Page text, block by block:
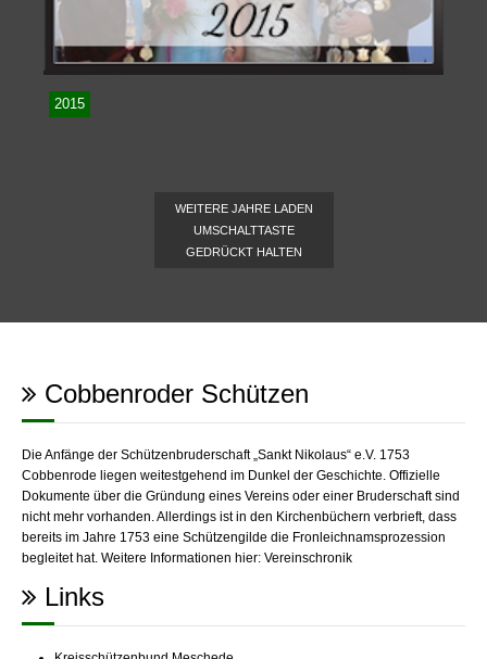
2015
WEITERE JAHRE LADEN
UMSCHALTTASTE
GEDRÜCKT HALTEN
Cobbenroder Schützen
Die Anfänge der Schützenbruderschaft „Sankt Nikolaus“ e.V. 1753
Cobbenrode liegen weitestgehend im Dunkel der Geschichte. Offizielle
Dokumente über die Gründung eines Vereins oder einer Bruderschaft sind
nicht mehr vorhanden. Allerdings ist in den Kirchenbüchern verbrieft, dass
bereits im Jahre 1753 eine Schützengilde die Fronleichnamsprozession
begleitet hat. Weitere Informationen hier: Vereinschronik
Links